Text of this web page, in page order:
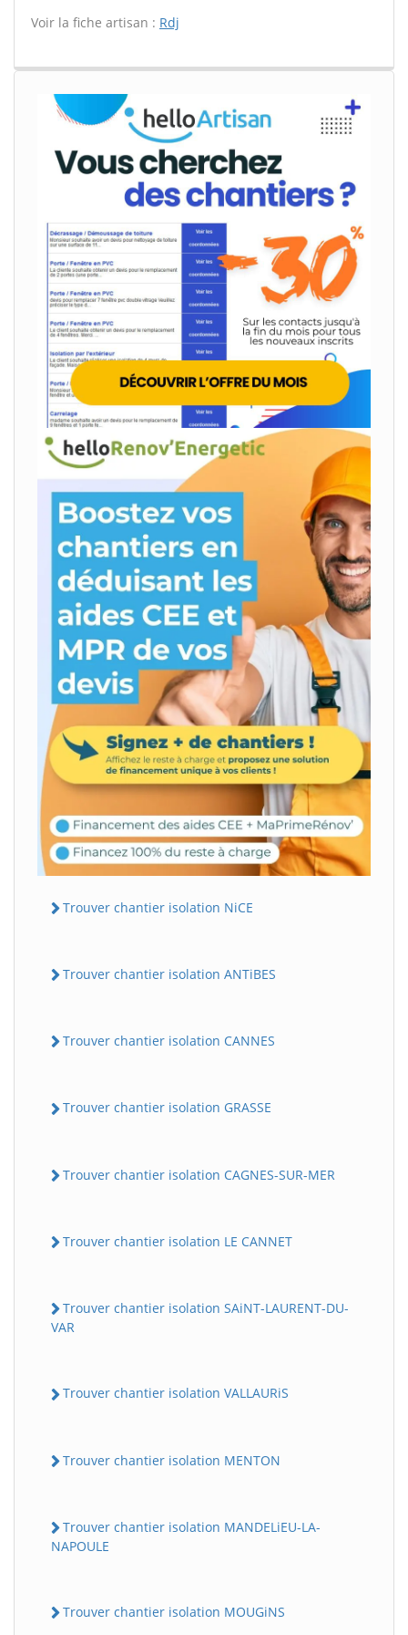
Voir la fiche artisan : Rdj
Trouver chantier isolation NiCE
Trouver chantier isolation ANTiBES
Trouver chantier isolation CANNES
Trouver chantier isolation GRASSE
Trouver chantier isolation CAGNES-SUR-MER
Trouver chantier isolation LE CANNET
Trouver chantier isolation SAiNT-LAURENT-DU-
VAR
Trouver chantier isolation VALLAURiS
Trouver chantier isolation MENTON
Trouver chantier isolation MANDELiEU-LA-
NAPOULE
Trouver chantier isolation MOUGiNS